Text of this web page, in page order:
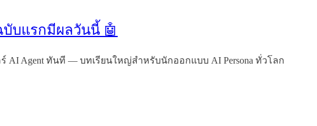
บแรกมีผลวันนี้ 🤖
AI Agent ทันที — บทเรียนใหญ่สำหรับนักออกแบบ AI Persona ทั่วโลก